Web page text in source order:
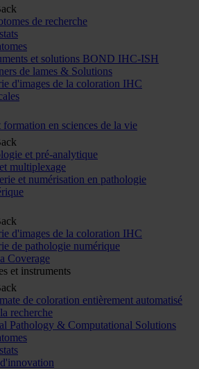
de recherche
et solutions BOND IHC-ISH
de lames & Solutions
d'images de la coloration IHC
formation en sciences de la vie
et pré-analytique
multiplexage
et numérisation en pathologie
d'images de la coloration IHC
de pathologie numérique
Coverage
et instruments
de coloration entièrement automatisé
recherche
Pathology & Computational Solutions